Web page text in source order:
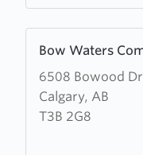
Bow Waters
6508 Bowood Dr
Calgary, AB
T3B 2G8
more
about
Bow
Waters